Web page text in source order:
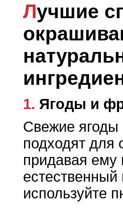
Лучшие способы
1. Ягоды и
Свежие
подходят для
придавая ему
естественный
используйте